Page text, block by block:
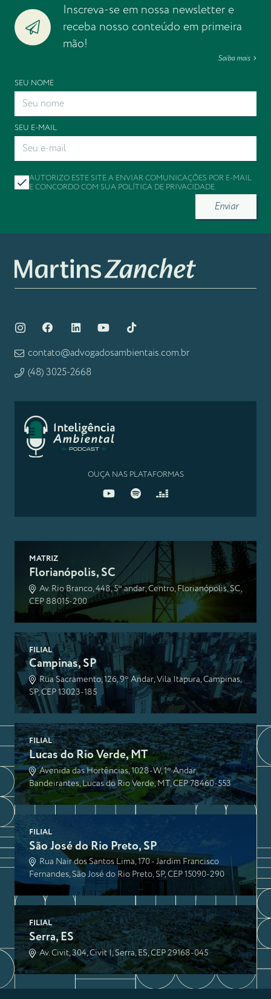
Inscreva-se em nossa newsletter e
receba nosso conteúdo em primeira
mão!
Saiba mais
SEU NOME
SEU E-MAIL
AUTORIZO ESTE SITE A ENVIAR COMUNICAÇÕES POR E-MAIL
E CONCORDO COM SUA POLÍTICA DE PRIVACIDADE.
Enviar
contato@advogadosambientais.com.br
(48) 3025-2668
OUÇA NAS PLATAFORMAS
MATRIZ
Florianópolis, SC
Av. Rio Branco, 448, 5º andar, Centro, Florianópolis, SC,
CEP 88015-200
FILIAL
Campinas, SP
Rua Sacramento, 126, 9º Andar, Vila Itapura, Campinas,
SP, CEP 13023-185
FILIAL
Lucas do Rio Verde, MT
Avenida das Hortências, 1028-W, 1º Andar,
Bandeirantes, Lucas do Rio Verde, MT, CEP 78460-553
FILIAL
São José do Rio Preto, SP
Rua Nair dos Santos Lima, 170 - Jardim Francisco
Fernandes, São José do Rio Preto, SP, CEP 15090-290
FILIAL
Serra, ES
Av. Civit, 304, Civit I, Serra, ES, CEP 29168-045